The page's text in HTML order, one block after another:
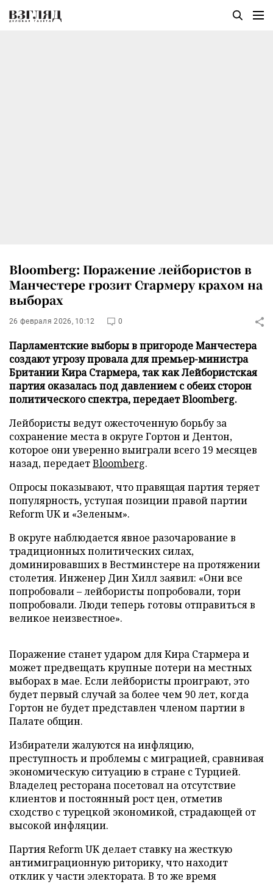
Bloomberg: Поражение лейбористов в
Манчестере грозит Стармеру крахом на
выборах
26 февраля 2026, 10:12 0
Парламентские выборы в пригороде Манчестера
создают угрозу провала для премьер-министра
Британии Кира Стармера, так как Лейбористская
партия оказалась под давлением с обеих сторон
политического спектра, передает Bloomberg.
Лейбористы ведут ожесточенную борьбу за
сохранение места в округе Гортон и Дентон,
которое они уверенно выиграли всего 19 месяцев
назад, передаетBloomberg.
Опросы показывают, что правящая партия теряет
популярность, уступая позиции правой партии
Reform UK и «Зеленым».
В округе наблюдается явное разочарование в
традиционных политических силах,
доминировавших в Вестминстере на протяжении
столетия. Инженер Дин Хилл заявил: «Они все
попробовали – лейбористы попробовали, тори
попробовали. Люди теперь готовы отправиться в
великое неизвестное».
Поражение станет ударом для Кира Стармера и
может предвещать крупные потери на местных
выборах в мае. Если лейбористы проиграют, это
будет первый случай за более чем 90 лет, когда
Гортон не будет представлен членом партии в
Палате общин.
Избиратели жалуются на инфляцию,
преступность и проблемы с миграцией, сравнивая
экономическую ситуацию в стране с Турцией.
Владелец ресторана посетовал на отсутствие
клиентов и постоянный рост цен, отметив
сходство с турецкой экономикой, страдающей от
высокой инфляции.
Партия Reform UK делает ставку на жесткую
антимиграционную риторику, что находит
отклик у части электората. В то же время